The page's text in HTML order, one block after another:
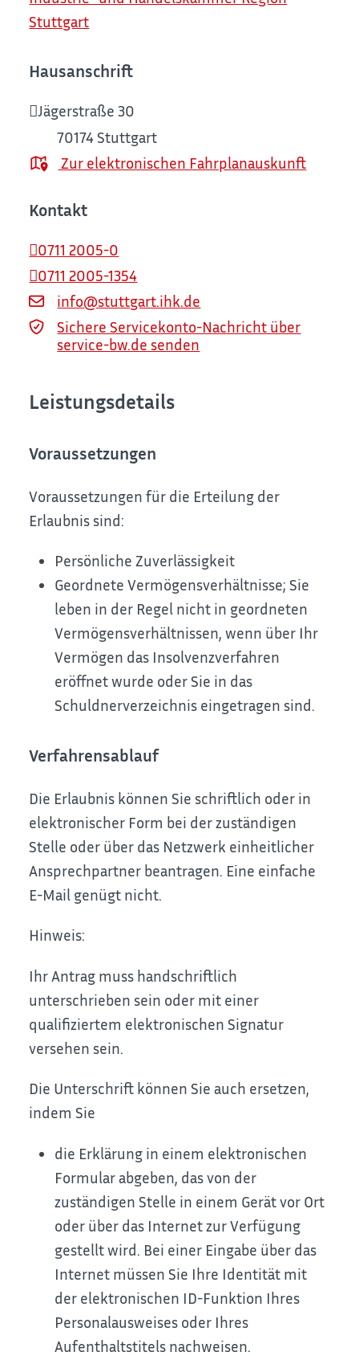
Stuttgart
Hausanschrift
Jägerstraße 30
70174 Stuttgart
Zur elektronischen Fahrplanauskunft
Kontakt
0711 2005-0
0711 2005-1354
info@stuttgart.ihk.de
Sichere Servicekonto-Nachricht über
service-bw.de senden
Leistungsdetails
Voraussetzungen
Voraussetzungen für die Erteilung der
Erlaubnis sind:
Persönliche Zuverlässigkeit
Geordnete Vermögensverhältnisse; Sie
leben in der Regel nicht in geordneten
Vermögensverhältnissen, wenn über Ihr
Vermögen das Insolvenzverfahren
eröffnet wurde oder Sie in das
Schuldnerverzeichnis eingetragen sind.
Verfahrensablauf
Die Erlaubnis können Sie schriftlich oder in
elektronischer Form bei der zuständigen
Stelle oder über das Netzwerk einheitlicher
Ansprechpartner beantragen. Eine einfache
E-Mail genügt nicht.
Hinweis:
Ihr Antrag muss handschriftlich
unterschrieben sein oder mit einer
qualifiziertem elektronischen Signatur
versehen sein.
Die Unterschrift können Sie auch ersetzen,
indem Sie
die Erklärung in einem elektronischen
Formular abgeben, das von der
zuständigen Stelle in einem Gerät vor Ort
oder über das Internet zur Verfügung
gestellt wird. Bei einer Eingabe über das
Internet müssen Sie Ihre Identität mit
der elektronischen ID-Funktion Ihres
Personalausweises oder Ihres
Aufenthaltstitels nachweisen.